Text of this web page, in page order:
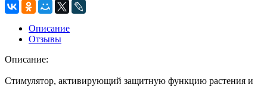
Описание
Отзывы
Описание:
Стимулятор, активирующий защитную функцию растения и